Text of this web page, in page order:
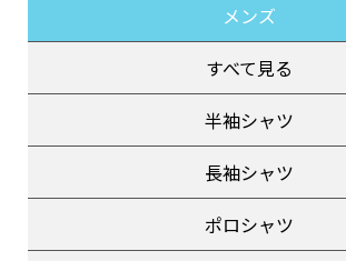
メンズ
すべて見る
半袖シャツ
長袖シャツ
ポロシャツ